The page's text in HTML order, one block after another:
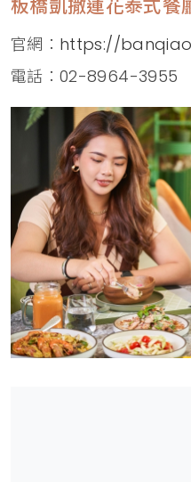
板橋凱撒蓮花泰式餐
官網： https://
電話：02-8964-3955